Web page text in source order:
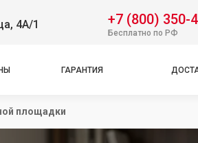
4А/1 +7 (800) 350-
Бесплатно по РФ
ГАРАНТИЯ
площадки